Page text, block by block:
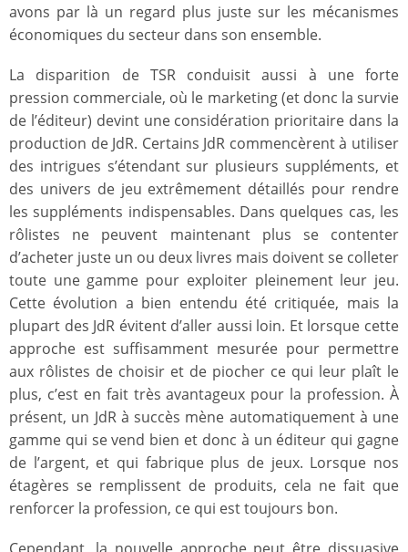
avons par là un regard plus juste sur les mécanismes
économiques du secteur dans son ensemble.
La disparition de TSR conduisit aussi à une forte
pression commerciale, où le marketing (et donc la survie
de l’éditeur) devint une considération prioritaire dans la
production de JdR. Certains JdR commencèrent à utiliser
des intrigues s’étendant sur plusieurs suppléments, et
des univers de jeu extrêmement détaillés pour rendre
les suppléments indispensables. Dans quelques cas, les
rôlistes ne peuvent maintenant plus se contenter
d’acheter juste un ou deux livres mais doivent se colleter
toute une gamme pour exploiter pleinement leur jeu.
Cette évolution a bien entendu été critiquée, mais la
plupart des JdR évitent d’aller aussi loin. Et lorsque cette
approche est suffisamment mesurée pour permettre
aux rôlistes de choisir et de piocher ce qui leur plaît le
plus, c’est en fait très avantageux pour la profession. À
présent, un JdR à succès mène automatiquement à une
gamme qui se vend bien et donc à un éditeur qui gagne
de l’argent, et qui fabrique plus de jeux. Lorsque nos
étagères se remplissent de produits, cela ne fait que
renforcer la profession, ce qui est toujours bon.